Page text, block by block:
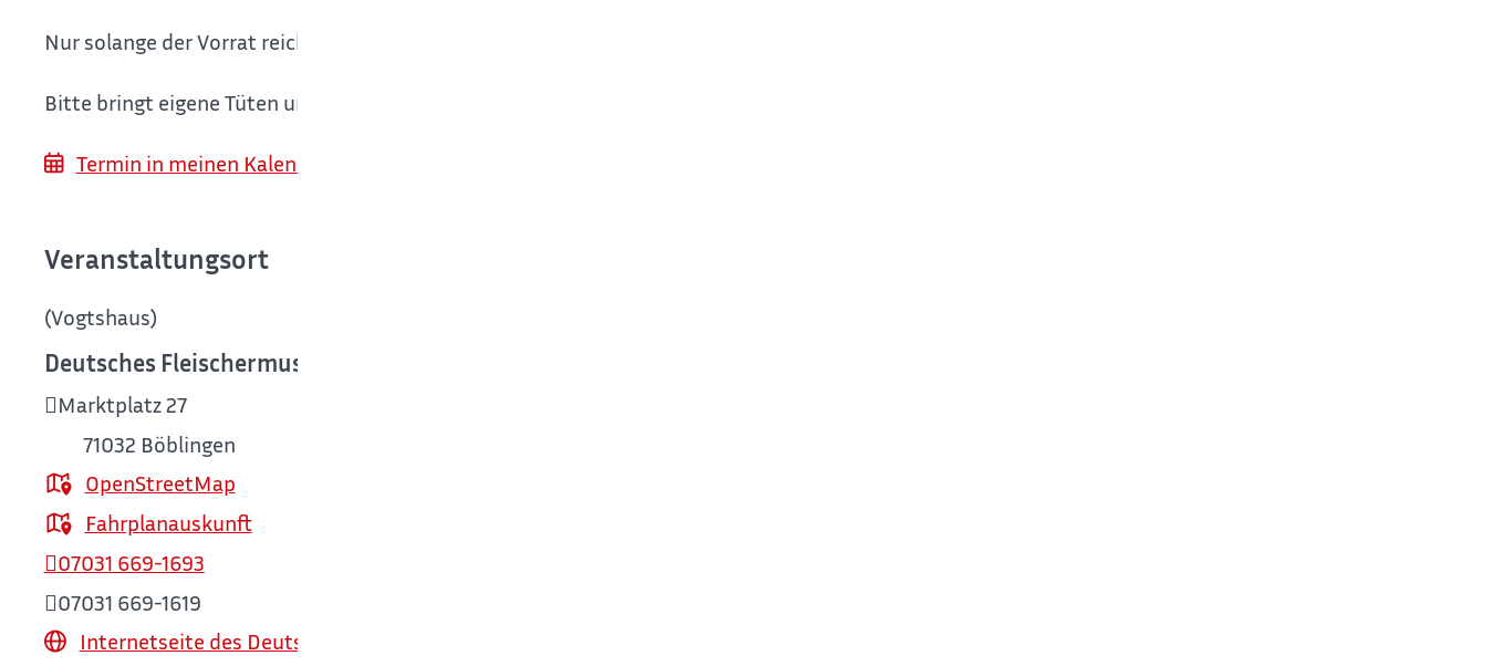
Nur solange der Vorrat reicht!
Bitte bringt eigene Tüten und Behälter mit!
Termin in meinen Kalender (z. B. Outlook) übernehmen
Veranstaltungsort
(Vogtshaus)
Deutsches Fleischermuseum Böblingen
Marktplatz 27
71032 Böblingen
OpenStreetMap
Fahrplanauskunft
Internetseite des Deutschen Fleischermuseums Böblingen
07031 669-1693
07031 669-1619